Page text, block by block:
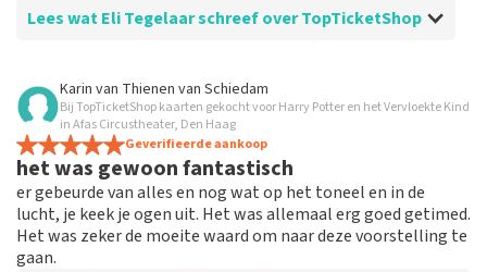
Lees wat Eli Tegelaar schreef over TopTicketShop
Beoordeling van Eli Tegelaar over
Alles werkt
Alles werkte naar behoren.
Karin van Thienen van Schiedam
Bij TopTicketShop kaarten gekocht voor Harry Potter en het Vervloekte Kind
in Afas Circustheater, Den Haag
Geverifieerde aankoop
het was gewoon fantastisch
er gebeurde van alles en nog wat op het toneel en in de
lucht, je keek je ogen uit. Het was allemaal erg goed getimed.
Het was zeker de moeite waard om naar deze voorstelling te
gaan.